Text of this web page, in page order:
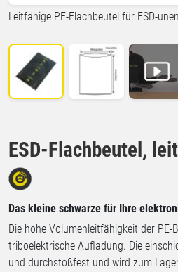
ESD-Flachbeutel,
Leitfähige PE-Flachbeutel für ESD-
Das kleine schwarze für Ihre
Die hohe Volumenleitfähigkeit der PE-
triboelektrische Aufladung. Die
und durchstoßfest und wird zum